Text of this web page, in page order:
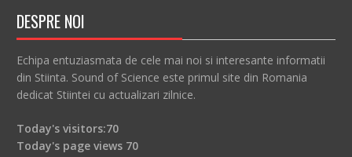
DESPRE NOI
Echipa entuziasmata de cele mai noi si interesante informatii
din Stiinta. Sound of Science este primul site din Romania
dedicat Stiintei cu actualizari zilnice.
Today's visitors:70
Today's page views 70